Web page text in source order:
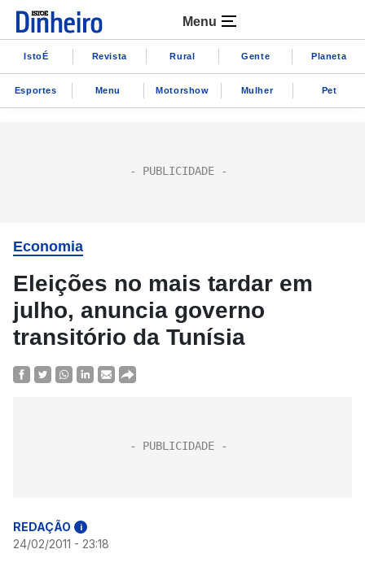
Menu
IstoÉ Revista Rural Gente Planeta
Esportes Menu Motorshow Mulher Pet
Economia
Eleições no mais tardar em
julho, anuncia governo
transitório da Tunísia
REDAÇÃO i
24/02/2011 - 23:18